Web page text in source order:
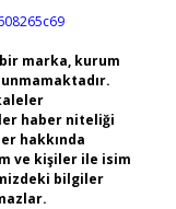
marka, kurum
haber niteliği
hakkında
ve kişiler ile isim
bilgiler